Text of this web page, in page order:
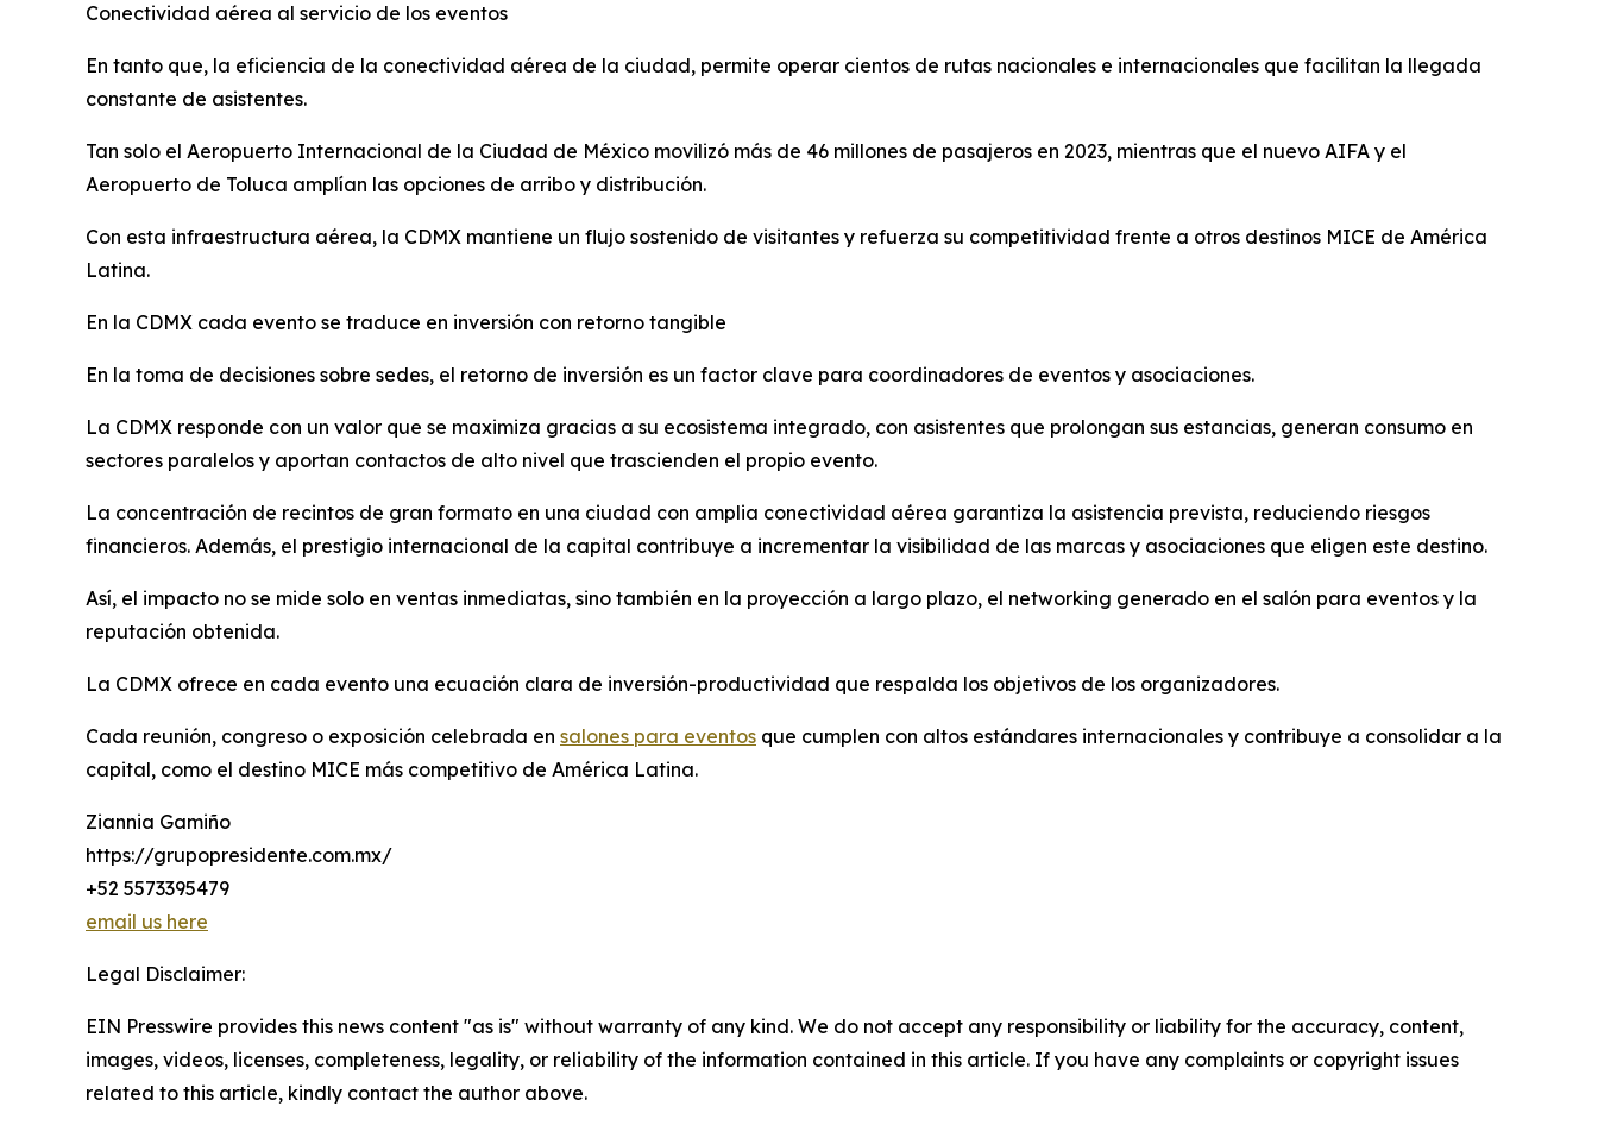
Conectividad aérea al servicio de los eventos
En tanto que, la eficiencia de la conectividad aérea de la ciudad, permite operar cientos de rutas nacionales e internacionales que facilitan la llegada
constante de asistentes.
Tan solo el Aeropuerto Internacional de la Ciudad de México movilizó más de 46 millones de pasajeros en 2023, mientras que el nuevo AIFA y el
Aeropuerto de Toluca amplían las opciones de arribo y distribución.
Con esta infraestructura aérea, la CDMX mantiene un flujo sostenido de visitantes y refuerza su competitividad frente a otros destinos MICE de América
Latina.
En la CDMX cada evento se traduce en inversión con retorno tangible
En la toma de decisiones sobre sedes, el retorno de inversión es un factor clave para coordinadores de eventos y asociaciones.
La CDMX responde con un valor que se maximiza gracias a su ecosistema integrado, con asistentes que prolongan sus estancias, generan consumo en
sectores paralelos y aportan contactos de alto nivel que trascienden el propio evento.
La concentración de recintos de gran formato en una ciudad con amplia conectividad aérea garantiza la asistencia prevista, reduciendo riesgos
financieros. Además, el prestigio internacional de la capital contribuye a incrementar la visibilidad de las marcas y asociaciones que eligen este destino.
Así, el impacto no se mide solo en ventas inmediatas, sino también en la proyección a largo plazo, el networking generado en el salón para eventos y la
reputación obtenida.
La CDMX ofrece en cada evento una ecuación clara de inversión-productividad que respalda los objetivos de los organizadores.
Cada reunión, congreso o exposición celebrada en salones para eventos que cumplen con altos estándares internacionales y contribuye a consolidar a la
capital, como el destino MICE más competitivo de América Latina.
Ziannia Gamiño
https://grupopresidente.com.mx/
+52 5573395479
email us here
Legal Disclaimer:
EIN Presswire provides this news content "as is" without warranty of any kind. We do not accept any responsibility or liability for the accuracy, content,
images, videos, licenses, completeness, legality, or reliability of the information contained in this article. If you have any complaints or copyright issues
related to this article, kindly contact the author above.